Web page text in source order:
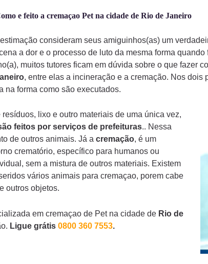
e feito a cremaçao Pet na cidade de Rio de Janeiro
consideram seus amiguinhos(as) um
a dor e o processo de luto da mesma forma
muitos tutores ficam em dúvida sobre o que fazer
, entre elas a incineração e a cremação. Nos dois
na forma como são executados.
lixo e outro materiais de uma única vez,
feitos por serviços de prefeituras.. Nessa
de outros animais. Já a cremação, é um
crematório, específico para humanos ou
sem a mistura de outros materiais. Existem
vários animais para cremaçao, porem cabe
outros objetos.
em cremaçao de Pet na cidade de Rio de
Ligue grátis 0800 360 7553.